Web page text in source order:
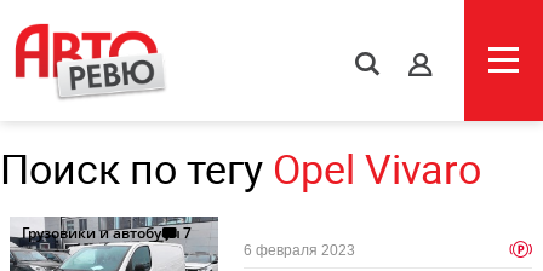
s
Поиск по тегу Opel Vivaro
Грузовики и автобусы7
6 февраля 2023 p